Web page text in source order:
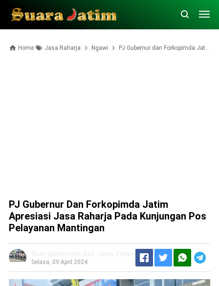
Home Jasa Raharja Ngawi PJ Gubernur dan Forkopimda Jatim Apresiasi Jasa Raharja pada Kunjungan Pos Pelayanan Mantingan
PJ Gubernur Dan Forkopimda Jatim
Apresiasi Jasa Raharja Pada Kunjungan Pos
Pelayanan Mantingan
Selasa, 09 April 2024